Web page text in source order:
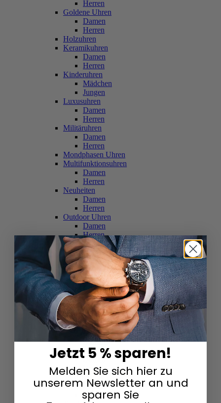
Herren
Goldene Uhren
Damen
Herren
Holzuhren
Keramikuhren
Damen
Herren
Kinderuhren
Mädchen
Jungen
Luxusuhren
Damen
Herren
Militäruhren
Damen
Herren
Mondphasen Uhren
Multifunktionsuhren
Damen
Herren
Neuheiten
Damen
Herren
Outdoor Uhren
Damen
Herren
Schweizer Uhren
Damen
Herren
Skelettuhren
Damen
Herren
Smartwatches
Damen
Herren
Solaruhren
Herren
Damen
Sportuhren
Damen
Herren
Swarovski & Edelsteine
Damen
Herren
Jetzt 5 % sparen!
Melden Sie sich hier zu
unserem Newsletter an und
sparen Sie